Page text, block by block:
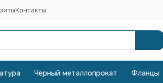
Контакты
Черный металлопрокат Фланцы